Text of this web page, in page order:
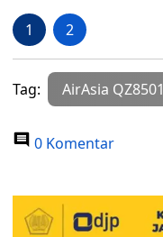
1 2
Tag: AirAsia QZ8501
0 Komentar